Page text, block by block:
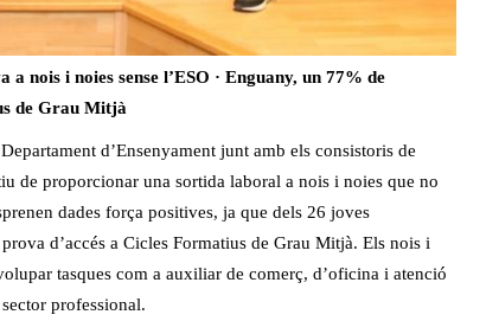
nois i noies sense l’ESO · Enguany, un 77% de
de Grau Mitjà
d’Ensenyament junt amb els consistoris de
de proporcionar una sortida laboral a nois i noies que no
dades força positives, ja que dels 26 joves
d’accés a Cicles Formatius de Grau Mitjà. Els nois i
tasques com a auxiliar de comerç, d’oficina i atenció
professional.